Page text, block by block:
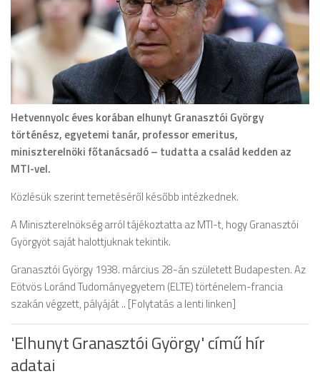
Hetvennyolc éves korában elhunyt Granasztói György
történész, egyetemi tanár, professor emeritus,
miniszterelnöki főtanácsadó – tudatta a család kedden az
MTI-vel.
Közlésük szerint temetéséről később intézkednek.
A Miniszterelnökség arról tájékoztatta az MTI-t, hogy Granasztói
Györgyöt saját halottjuknak tekintik.
Granasztói György 1938. március 28-án született Budapesten. Az
Eötvös Loránd Tudományegyetem (ELTE) történelem-francia
szakán végzett, pályáját .. [Folytatás a lenti linken]
'Elhunyt Granasztói György' című hír
adatai